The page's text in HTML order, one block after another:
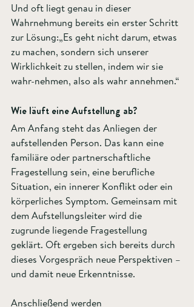
Und oft liegt genau in dieser
Wahrnehmung bereits ein erster Schritt
zur Lösung:„Es geht nicht darum, etwas
zu machen, sondern sich unserer
Wirklichkeit zu stellen, indem wir sie
wahr-nehmen, also als wahr annehmen.“
Wie läuft eine Aufstellung ab?
Am Anfang steht das Anliegen der
aufstellenden Person. Das kann eine
familiäre oder partnerschaftliche
Fragestellung sein, eine berufliche
Situation, ein innerer Konflikt oder ein
körperliches Symptom. Gemeinsam mit
dem Aufstellungsleiter wird die
zugrunde liegende Fragestellung
geklärt. Oft ergeben sich bereits durch
dieses Vorgespräch neue Perspektiven –
und damit neue Erkenntnisse.
Anschließend werden